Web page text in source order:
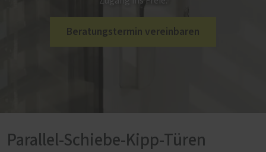
Beratungstermin vereinbaren
Parallel-Schiebe-Kipp-Türen